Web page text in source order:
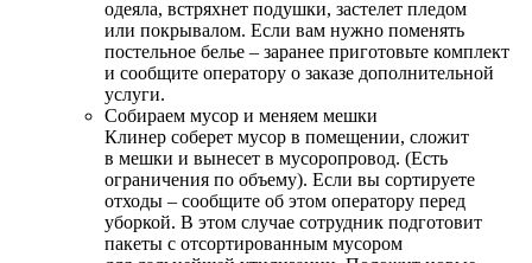
одеяла, встряхнет подушки, застелет пледом
или покрывалом. Если вам нужно поменять
постельное белье – заранее приготовьте комплект
и сообщите оператору о заказе дополнительной
услуги.
Собираем мусор и меняем мешки
Клинер соберет мусор в помещении, сложит
в мешки и вынесет в мусоропровод. (Есть
ограничения по объему). Если вы сортируете
отходы – сообщите об этом оператору перед
уборкой. В этом случае сотрудник подготовит
пакеты с отсортированным мусором